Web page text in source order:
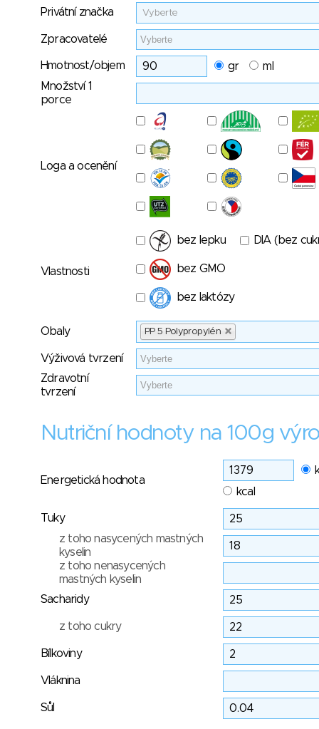
Privátní značka Vyberte
Zpracovatelé
Hmotnost/objem gr
ml
Množství 1
porce
Loga a ocenění
Vlastnosti
bez lepku DIA (bez
bez GMO
bez laktózy
Obaly PP 5 Polypropylén
Výživová tvrzení
Zdravotní
tvrzení
Nutriční hodnoty na 100g
Energetická hodnota
kcal
Tuky
z toho nasycených mastných
kyselin
z toho nenasycených
mastných kyselin
Sacharidy
z toho cukry
Bílkoviny
Vláknina
Sůl